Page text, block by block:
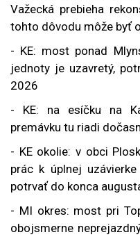
Važecká prebieha
tohto dôvodu môže byť
- KE: most ponad
jednoty je uzavretý,
2026
- KE: na esíčku na
premávku tu riadi
- KE okolie: v obci
prác k úplnej
potrvať do konca
- MI okres: most pri
obojsmerne